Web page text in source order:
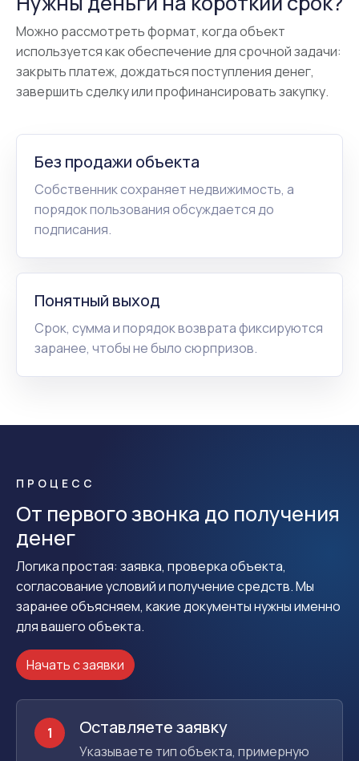
Можно рассмотреть формат, когда объект
используется как обеспечение для срочной задачи:
закрыть платеж, дождаться поступления денег,
завершить сделку или профинансировать закупку.
Без продажи объекта
Собственник сохраняет недвижимость, а
порядок пользования обсуждается до
подписания.
Понятный выход
Срок, сумма и порядок возврата фиксируются
заранее, чтобы не было сюрпризов.
ПРОЦЕСС
От первого звонка до получения
денег
Логика простая: заявка, проверка объекта,
согласование условий и получение средств. Мы
заранее объясняем, какие документы нужны именно
для вашего объекта.
Начать с заявки
1 Оставляете заявку
Указываете тип объекта, примерную